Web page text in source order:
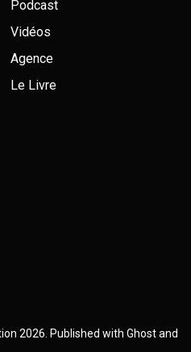
Podcast
Vidéos
Agence
Le Livre
2026. Published with Ghostand